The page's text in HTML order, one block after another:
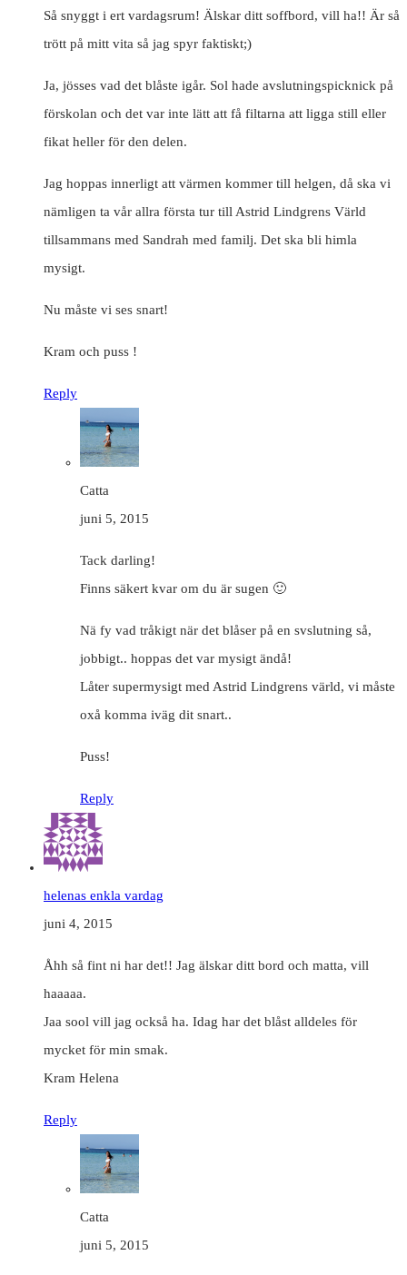
Så snyggt i ert vardagsrum! Älskar ditt soffbord, vill ha!! Är så
trött på mitt vita så jag spyr faktiskt;)
Ja, jösses vad det blåste igår. Sol hade avslutningspicknick på
förskolan och det var inte lätt att få filtarna att ligga still eller
fikat heller för den delen.
Jag hoppas innerligt att värmen kommer till helgen, då ska vi
nämligen ta vår allra första tur till Astrid Lindgrens Värld
tillsammans med Sandrah med familj. Det ska bli himla
mysigt.
Nu måste vi ses snart!
Kram och puss !
Reply
Catta
juni 5, 2015
Tack darling!
Finns säkert kvar om du är sugen 🙂
Nä fy vad tråkigt när det blåser på en svslutning så,
jobbigt.. hoppas det var mysigt ändå!
Låter supermysigt med Astrid Lindgrens värld, vi måste
oxå komma iväg dit snart..
Puss!
Reply
helenas enkla vardag
juni 4, 2015
Åhh så fint ni har det!! Jag älskar ditt bord och matta, vill
haaaaa.
Jaa sool vill jag också ha. Idag har det blåst alldeles för
mycket för min smak.
Kram Helena
Reply
Catta
juni 5, 2015